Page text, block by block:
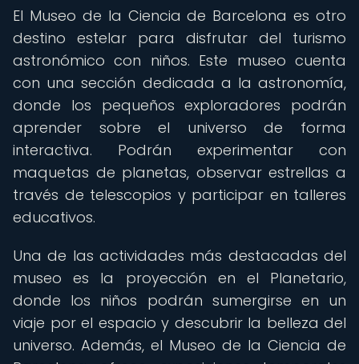
El Museo de la Ciencia de Barcelona es otro
destino estelar para disfrutar del turismo
astronómico con niños. Este museo cuenta
con una sección dedicada a la astronomía,
donde los pequeños exploradores podrán
aprender sobre el universo de forma
interactiva. Podrán experimentar con
maquetas de planetas, observar estrellas a
través de telescopios y participar en talleres
educativos.
Una de las actividades más destacadas del
museo es la proyección en el Planetario,
donde los niños podrán sumergirse en un
viaje por el espacio y descubrir la belleza del
universo. Además, el Museo de la Ciencia de